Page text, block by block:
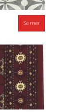
Se mer